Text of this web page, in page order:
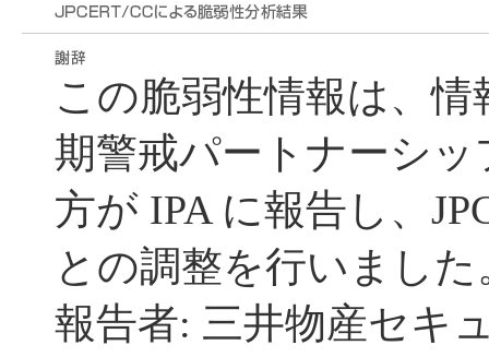
この脆弱性情報は、
期警戒パートナーシ
方が IPA に報告し、
との調整を行いました
報告者: 三井物産セキ